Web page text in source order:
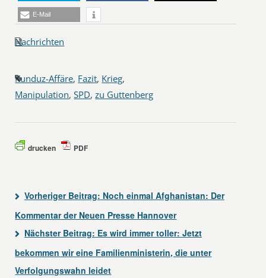
E-Mail
Nachrichten
Kunduz-Affäre, Fazit, Krieg,
Manipulation,SPD,zu Guttenberg
drucken PDF
Vorheriger Beitrag: Noch einmal Afghanistan: Der
Kommentar der Neuen Presse Hannover
Nächster Beitrag: Es wird immer toller: Jetzt
bekommen wir eine Familienministerin, die unter
Verfolgungswahn leidet